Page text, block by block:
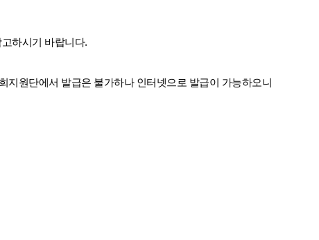
하시기 바랍니다.
지원단에서 발급은 불가하나 인터넷으로 발급이 가능하오니